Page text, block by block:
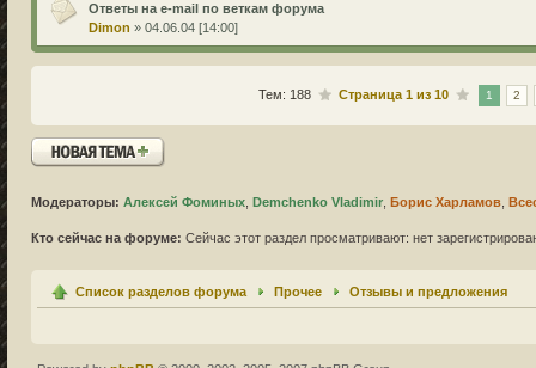
Ответы на e-mail по веткам форума
Dimon » 04.06.04 [14:00]
Тем: 188 Страница 1из 10 1 2
Новая тема
Модераторы: Алексей Фоминых Demchenko Vladimir Борис Харламов
Кто сейчас на форуме: Сейчас этот раздел просматривают: нет
Список разделов форума Прочее Отзывы и предложения